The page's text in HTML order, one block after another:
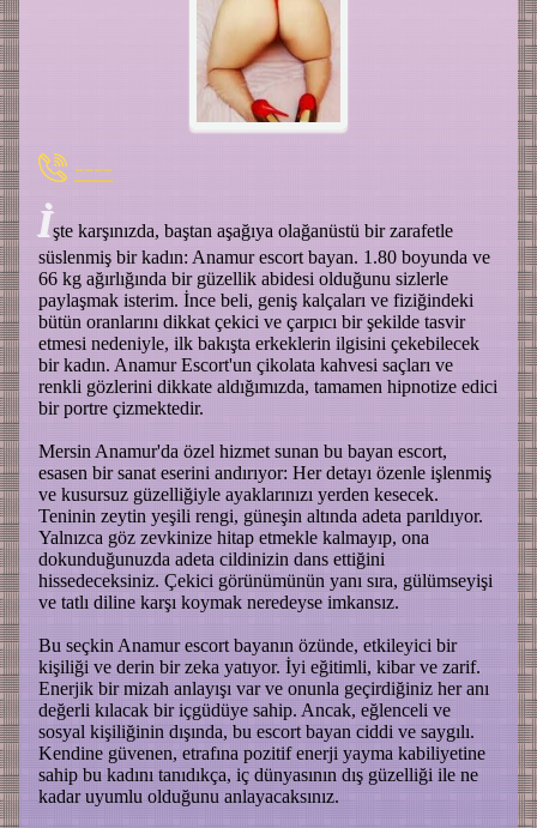
----
İşte karşınızda, baştan aşağıya olağanüstü bir zarafetle
süslenmiş bir kadın: Anamur escort bayan. 1.80 boyunda ve
66 kg ağırlığında bir güzellik abidesi olduğunu sizlerle
paylaşmak isterim. İnce beli, geniş kalçaları ve fiziğindeki
bütün oranlarını dikkat çekici ve çarpıcı bir şekilde tasvir
etmesi nedeniyle, ilk bakışta erkeklerin ilgisini çekebilecek
bir kadın. Anamur Escort'un çikolata kahvesi saçları ve
renkli gözlerini dikkate aldığımızda, tamamen hipnotize edici
bir portre çizmektedir.
Mersin Anamur'da özel hizmet sunan bu bayan escort,
esasen bir sanat eserini andırıyor: Her detayı özenle işlenmiş
ve kusursuz güzelliğiyle ayaklarınızı yerden kesecek.
Teninin zeytin yeşili rengi, güneşin altında adeta parıldıyor.
Yalnızca göz zevkinize hitap etmekle kalmayıp, ona
dokunduğunuzda adeta cildinizin dans ettiğini
hissedeceksiniz. Çekici görünümünün yanı sıra, gülümseyişi
ve tatlı diline karşı koymak neredeyse imkansız.
Bu seçkin Anamur escort bayanın özünde, etkileyici bir
kişiliği ve derin bir zeka yatıyor. İyi eğitimli, kibar ve zarif.
Enerjik bir mizah anlayışı var ve onunla geçirdiğiniz her anı
değerli kılacak bir içgüdüye sahip. Ancak, eğlenceli ve
sosyal kişiliğinin dışında, bu escort bayan ciddi ve saygılı.
Kendine güvenen, etrafına pozitif enerji yayma kabiliyetine
sahip bu kadını tanıdıkça, iç dünyasının dış güzelliği ile ne
kadar uyumlu olduğunu anlayacaksınız.